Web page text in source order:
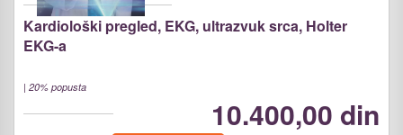
Kardiološki pregled, EKG, ultrazvuk srca, Holter
EKG-a
| 20% popusta
10.400,00 din